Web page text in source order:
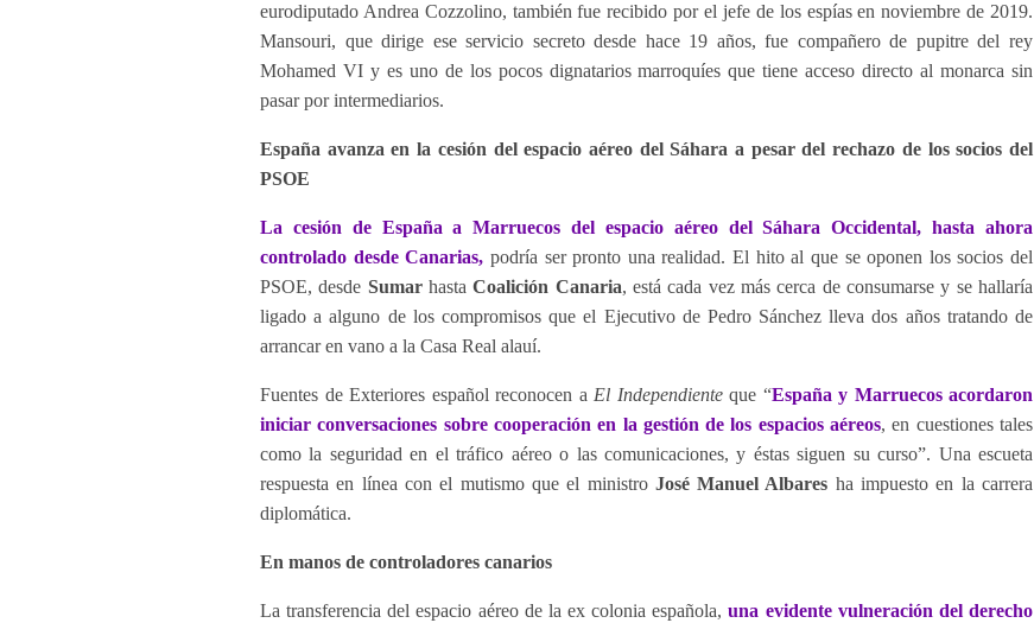
eurodiputado Andrea Cozzolino, también fue recibido por el jefe de los espías en noviembre de 2019.
Mansouri, que dirige ese servicio secreto desde hace 19 años, fue compañero de pupitre del rey
Mohamed VI y es uno de los pocos dignatarios marroquíes que tiene acceso directo al monarca sin
pasar por intermediarios.
España avanza en la cesión del espacio aéreo del Sáhara a pesar del rechazo de los socios del
PSOE
La cesión de España a Marruecos del espacio aéreo del Sáhara Occidental, hasta ahora
controlado desde Canarias, podría ser pronto una realidad. El hito al que se oponen los socios del
PSOE, desde SumarhastaCoalición Canaria, está cada vez más cerca de consumarse y se hallaría
ligado a alguno de los compromisos que el Ejecutivo de Pedro Sánchez lleva dos años tratando de
arrancar en vano a la Casa Real alauí.
Fuentes de Exteriores español reconocen a El Independienteque “España y Marruecos acordaron
iniciar conversaciones sobre cooperación en la gestión de los espacios aéreos, en cuestiones tales
como la seguridad en el tráfico aéreo o las comunicaciones, y éstas siguen su curso”. Una escueta
respuesta en línea con el mutismo que el ministro José Manuel Albares ha impuesto en la carrera
diplomática.
En manos de controladores canarios
La transferencia del espacio aéreo de la ex colonia española,una evidente vulneración del derecho